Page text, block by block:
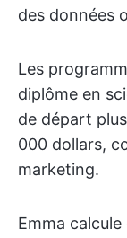
des données
Les
diplôme en
de départ
000 dollars,
marketing.
Emma